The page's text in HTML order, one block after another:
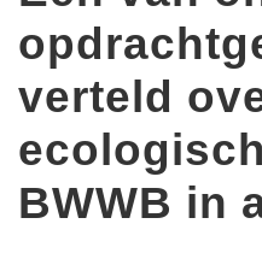
verteld
BWWB in